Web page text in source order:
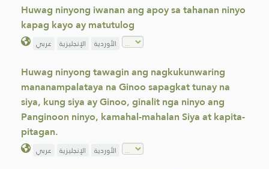
Huwag ninyong iwanan ang apoy sa tahanan ninyo
kapag kayo ay matutulog
عربي الإنجليزية الأوردية
Huwag ninyong tawagin ang nagkukunwaring
mananampalataya na Ginoo sapagkat tunay na
siya, kung siya ay Ginoo, ginalit nga ninyo ang
Panginoon ninyo, kamahal-mahalan Siya at kapita-
pitagan.
عربي الإنجليزية الأوردية